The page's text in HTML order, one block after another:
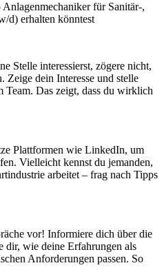
für Sanitär-,
d) erhalten könntest
Stelle interessierst, zögere nicht,
Zeige dein Interesse und stelle
Team. Das zeigt, dass du wirklich
Plattformen wie LinkedIn, um
Vielleicht kennst du jemanden,
arbeitet – frag nach Tipps
vor! Informiere dich über die
dir, wie deine Erfahrungen als
Anforderungen passen. So